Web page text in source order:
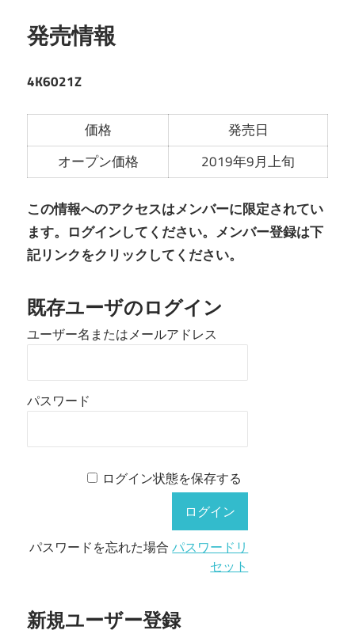
発売情報
4K6021Z
価格
発売日
オープン価格
2019年9月上旬
この情報へのアクセスはメンバーに限定されてい
ます。ログインしてください。メンバー登録は下
記リンクをクリックしてください。
既存ユーザのログイン
ユーザー名またはメールアドレス
パスワード
ログイン状態を保存する
パスワードを忘れた場合パスワードリ
セット
新規ユーザー登録